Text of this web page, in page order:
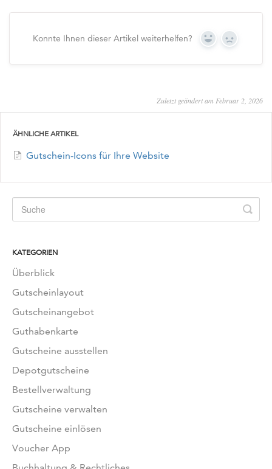
Konnte Ihnen dieser Artikel weiterhelfen? Yes No
Zuletzt geändert am Februar 2, 2026
ÄHNLICHE ARTIKEL
Gutschein-Icons für Ihre Website
KATEGORIEN
Überblick
Gutscheinlayout
Gutscheinangebot
Guthabenkarte
Gutscheine ausstellen
Depotgutscheine
Bestellverwaltung
Gutscheine verwalten
Gutscheine einlösen
Voucher App